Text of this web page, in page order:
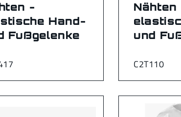
-
Hand-
Fußgelenke
C2T110
Nähten
und